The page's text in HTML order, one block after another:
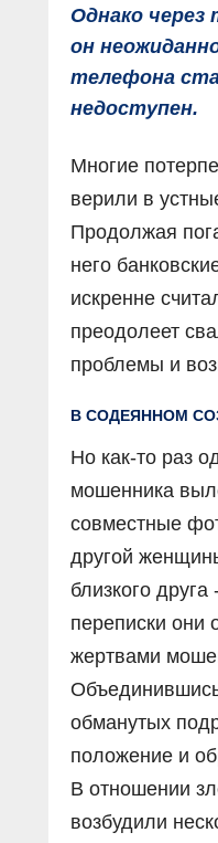
Однако
он
телефона
недоступен.
Многие
верили в
Продолжая
него
искренне
преодолеет
проблемы и
В СОДЕЯННОМ
Но как-то раз
мошенника
совместные
другой
близкого
переписки они
жертвами
обманутых
положение и
В отношении
возбудили